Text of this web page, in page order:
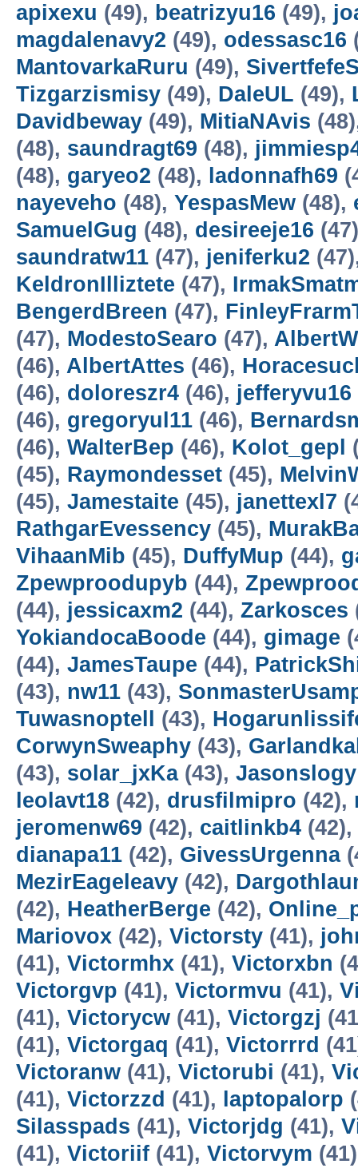
apixexu (49), beatrizyu16 (49),
magdalenavy2 (49), odessasc16
MantovarkaRuru (49),
Tizgarzismisy (49), DaleUL (49),
Davidbeway (49), MitiaNAvis
(48), saundragt69 (48),
(48), garyeo2 (48), ladonnafh69
nayeveho (48), YespasMew (48),
SamuelGug (48), desireeje16
saundratw11 (47), jeniferku2
KeldronIlliztete (47),
BengerdBreen (47),
(47), ModestoSearo (47),
(46), AlbertAttes (46),
(46), doloreszr4 (46), jefferyvu16
(46), gregoryul11 (46),
(46), WalterBep (46), Kolot_gepl
(45), Raymondesset (45),
(45), Jamestaite (45), janettexl7
RathgarEvessency (45),
VihaanMib (45), DuffyMup (44),
Zpewproodupyb (44),
(44), jessicaxm2 (44), Zarkosces
YokiandocaBoode (44), gimage
(44), JamesTaupe (44),
(43), nw11 (43),
Tuwasnoptell
(43),
CorwynSweaphy (43),
(43), solar_jxKa(43), Jasonslogy
leolavt18 (42), drusfilmipro (42),
jeromenw69 (42), caitlinkb4 (42),
dianapa11 (42), GivessUrgenna
MezirEageleavy (42),
(42), HeatherBerge (42),
Mariovox (42), Victorsty (41),
(41), Victormhx (41), Victorxbn
Victorgvp (41), Victormvu (41),
(41), Victorycw (41), Victorgzj
(41), Victorgaq (41), Victorrrd
Victoranw (41), Victorubi (41),
(41), Victorzzd (41), laptopalorp
Silasspads (41), Victorjdg (41),
(41), Victoriif (41), Victorvym